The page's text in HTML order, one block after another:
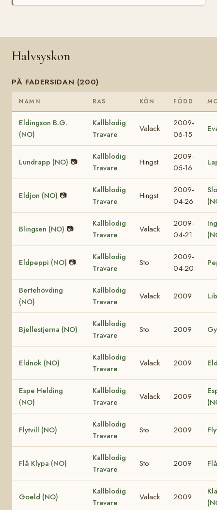
Halvsyskon
PÅ FADERSIDAN (200)
NAMN RAS KÖN FÖDD
Eldingson B.G.
(NO)
Kallblodig
Travare
Valack
2009-
06-15
Lundrapp (NO) 📷
Kallblodig
Travare
Hingst
2009-
05-16
Eldjon (NO) 📷
Kallblodig
Travare
Hingst
2009-
04-26
Blingsen (NO) 📷
Kallblodig
Travare
Valack
2009-
04-21
Eldpeppi (NO) 📷
Kallblodig
Travare
Sto
2009-
04-20
Bertehövding
(NO)
Kallblodig
Travare
Valack 2009
Bjellestjerna (NO)
Kallblodig
Travare
Sto 2009
Eldnok (NO)
Kallblodig
Travare
Valack 2009
Espe Helding
(NO)
Kallblodig
Travare
Valack 2009
Flytvill (NO)
Kallblodig
Travare
Sto 2009
Flå Klypa (NO)
Kallblodig
Travare
Sto 2009
Goeld (NO)
Kallblodig
Travare
Valack 2009